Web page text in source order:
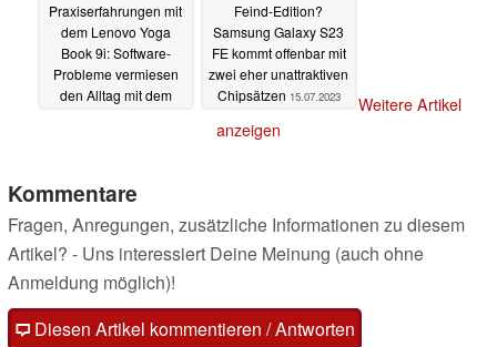
Praxiserfahrungen mit
dem Lenovo Yoga
Book 9i: Software-
Probleme vermiesen
den Alltag mit dem
Feind-Edition?
Samsung Galaxy S23
FE kommt offenbar mit
zwei eher unattraktiven
Chipsätzen 15.07.2023
Weitere Artikel
anzeigen
Kommentare
Fragen, Anregungen, zusätzliche Informationen zu diesem
Artikel? - Uns interessiert Deine Meinung (auch ohne
Anmeldung möglich)!
Diesen Artikel kommentieren / Antworten